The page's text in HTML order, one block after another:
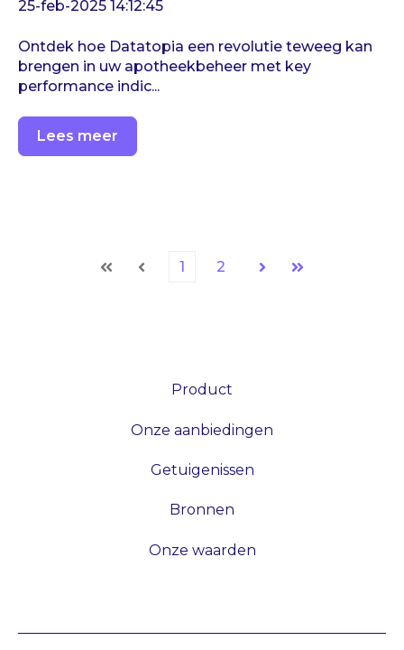
25-feb-2025 14:12:45
Ontdek hoe Datatopia een revolutie teweeg kan
brengen in uw apotheekbeheer met key
performance indic...
Lees meer
EersteVorige
1 2
VolgendeLaatste
Product
Onze aanbiedingen
Getuigenissen
Bronnen
Onze waarden